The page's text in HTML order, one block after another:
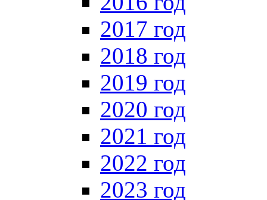
2017 год
2018 год
2019 год
2020 год
2021 год
2022 год
2023 год